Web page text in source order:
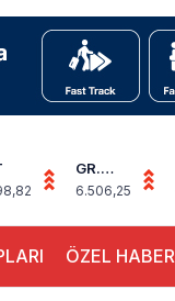
GR.
ALTIN
6.506,25
ÖZEL HABER